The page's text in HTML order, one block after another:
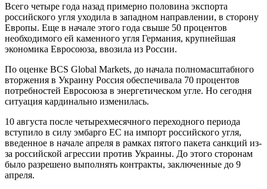
Всего четыре года назад примерно половина экспорта
российского угля уходила в западном направлении, в сторону
Европы. Еще в начале этого года свыше 50 процентов
необходимого ей каменного угля Германия, крупнейшая
экономика Евросоюза, ввозила из России.
По оценке BCS Global Markets, до начала полномасштабного
вторжения в Украину Россия обеспечивала 70 процентов
потребностей Евросоюза в энергетическом угле. Но сегодня
ситуация кардинально изменилась.
10 августа после четырехмесячного переходного периода
вступило в силу эмбарго ЕС на импорт российского угля,
введенное в начале апреля в рамках пятого пакета санкций из-
за российской агрессии против Украины. До этого сторонам
было разрешено выполнять контракты, заключенные до 9
апреля.